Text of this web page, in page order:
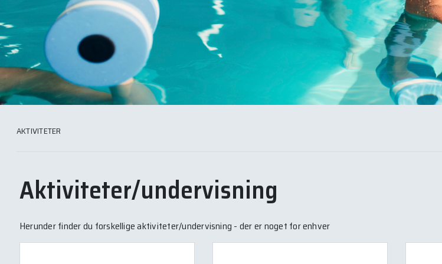
AKTIVITETER
Aktiviteter/undervisning
Herunder finder du forskellige aktiviteter/undervisning - der er noget for enhver